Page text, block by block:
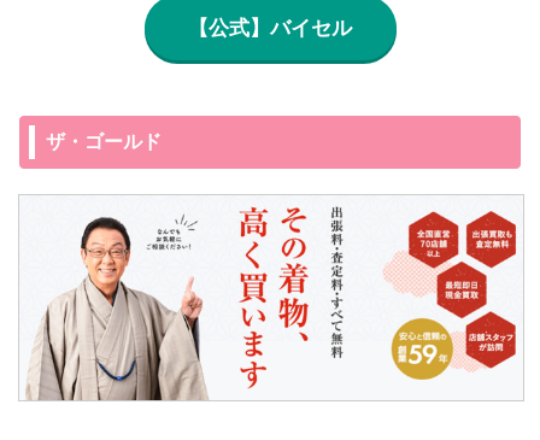
【公式】バイセル
ザ・ゴールド